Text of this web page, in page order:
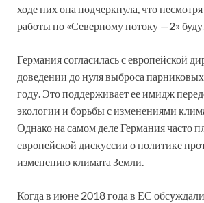
ходе них она подчеркнула, что
работы по «Северному потоку —2»
Германия согласилась с европейской
доведении до нуля выброса
году. Это поддерживает ее имидж
экологии и борьбы с изменениями
Однако на самом деле Германия часто
европейской дискуссии о политике
изменению климата Земли.
Когда в июне 2018 года в ЕС